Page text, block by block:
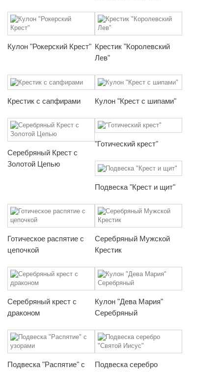
Кулон "Рокерский Крест" Крестик "Королевский
Лев"
Крестик с сапфирами Кулон "Крест с шипами"
Серебряный Крест с
Золотой Цепью
"Готический крест"
Подвеска "Крест и щит"
Готическое распятие с
цепочкой
Серебряный Мужской
Крестик
Серебряный крест с
драконом
Кулон "Дева Мария"
Серебряный
Подвеска "Распятие" с
Подвеска серебро